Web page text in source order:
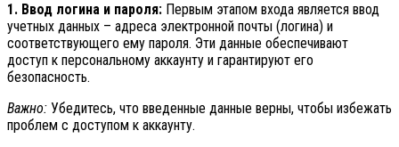
1. Ввод логина и пароля: Первым этапом входа является ввод
учетных данных – адреса электронной почты (логина) и
соответствующего ему пароля. Эти данные обеспечивают
доступ к персональному аккаунту и гарантируют его
безопасность.
Важно: Убедитесь, что введенные данные верны, чтобы избежать
проблем с доступом к аккаунту.